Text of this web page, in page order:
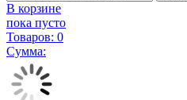
В корзине
пока пусто
Товаров: 0
Сумма: